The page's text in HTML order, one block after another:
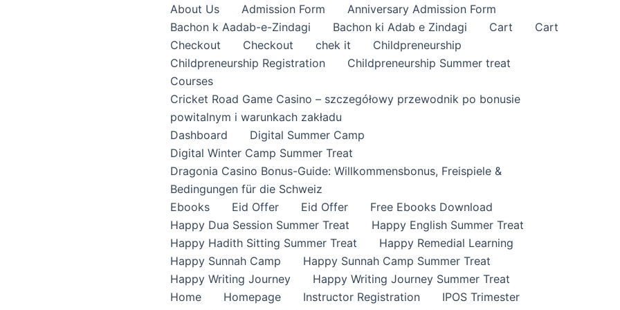
About Us Admission Form
Anniversary Admission Form
Bachon k Aadab-e-Zindagi
Bachon ki Adab e Zindagi Cart
Cart
Checkout
Checkout chek it
Childpreneurship
Childpreneurship Registration
Childpreneurship Summer treat
Courses
Cricket Road Game Casino – szczegółowy przewodnik po bonusie
powitalnym i warunkach zakładu
Dashboard
Digital Summer Camp
Digital Winter Camp Summer Treat
Dragonia Casino Bonus-Guide: Willkommensbonus, Freispiele &
Bedingungen für die Schweiz
Ebooks
Eid Offer Eid Offer
Free Ebooks Download
Happy Dua Session Summer Treat
Happy English Summer Treat
Happy Hadith Sitting Summer Treat
Happy Remedial Learning
Happy Sunnah Camp
Happy Sunnah Camp Summer Treat
Happy Writing Journey
Happy Writing Journey Summer Treat
Home
Homepage Instructor Registration
IPOS Trimester